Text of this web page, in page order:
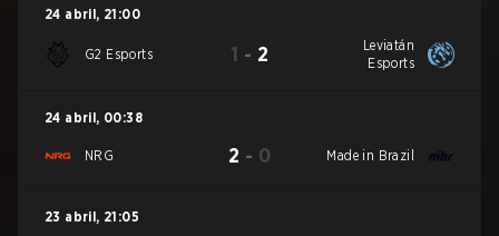
24 abril, 21:00
G2 Esports 1 - 2
Leviatán
Esports
24 abril, 00:38
NRG 2 - 0 Made in Brazil
23 abril, 21:05